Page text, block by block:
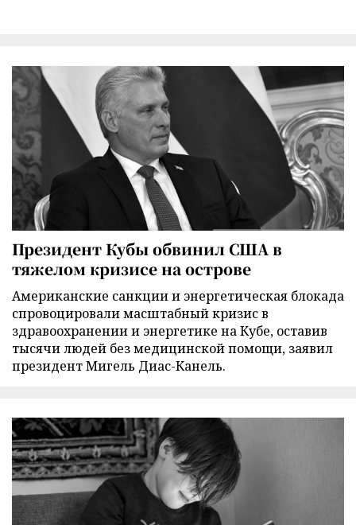
Президент Кубы обвинил США в
тяжелом кризисе на острове
Американские санкции и энергетическая блокада
спровоцировали масштабный кризис в
здравоохранении и энергетике на Кубе, оставив
тысячи людей без медицинской помощи, заявил
президент Мигель Диас-Канель.